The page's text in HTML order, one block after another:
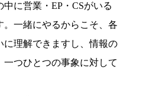
に営業・EP・CSがいる
一緒にやるからこそ、各
に理解できますし、情報の
つひとつの事象に対して